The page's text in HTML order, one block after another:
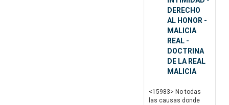
DERECHO
AL HONOR -
MALICIA
REAL -
DOCTRINA
DE LA REAL
MALICIA
<15983> No todas
las causas donde